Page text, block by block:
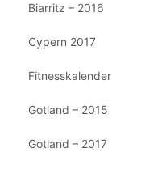
Biarritz – 2016
Cypern 2017
Fitnesskalender
Gotland – 2015
Gotland – 2017